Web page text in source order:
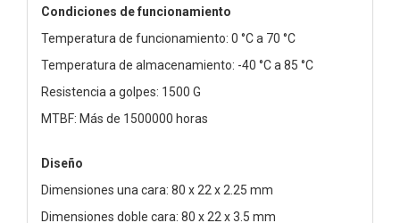
Condiciones de funcionamiento
Temperatura de funcionamiento: 0 °C a 70 °C
Temperatura de almacenamiento: -40 °C a 85 °C
Resistencia a golpes: 1500 G
MTBF: Más de 1500000 horas
Diseño
Dimensiones una cara: 80 x 22 x 2.25 mm
Dimensiones doble cara: 80 x 22 x 3.5 mm